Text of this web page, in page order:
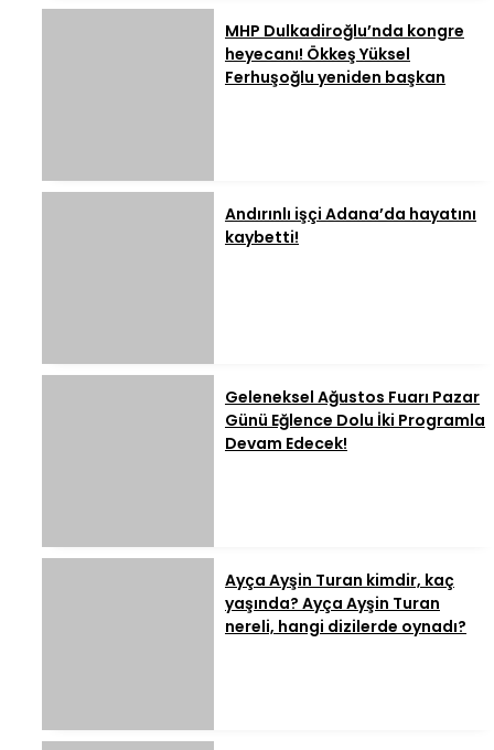
MHP Dulkadiroğlu’nda kongre
heyecanı! Ökkeş Yüksel
Ferhuşoğlu yeniden başkan
Andırınlı işçi Adana’da hayatını
kaybetti!
Geleneksel Ağustos Fuarı Pazar
Günü Eğlence Dolu İki Programla
Devam Edecek!
Ayça Ayşin Turan kimdir, kaç
yaşında? Ayça Ayşin Turan
nereli, hangi dizilerde oynadı?